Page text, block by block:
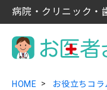
病院・クリニック・
HOME お役立ちコラ